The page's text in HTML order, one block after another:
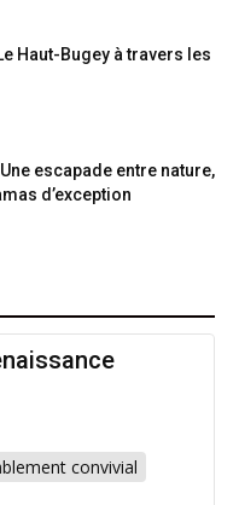
Haut-Bugey à travers les
escapade entre nature,
d’exception
convivial